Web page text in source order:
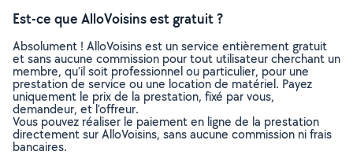
Est-ce que AlloVoisins est gratuit ?
Absolument ! AlloVoisins est un service entièrement gratuit
et sans aucune commission pour tout utilisateur cherchant un
membre, qu’il soit professionnel ou particulier, pour une
prestation de service ou une location de matériel. Payez
uniquement le prix de la prestation, fixé par vous,
demandeur, et l’offreur.
Vous pouvez réaliser le paiement en ligne de la prestation
directement sur AlloVoisins, sans aucune commission ni frais
bancaires.